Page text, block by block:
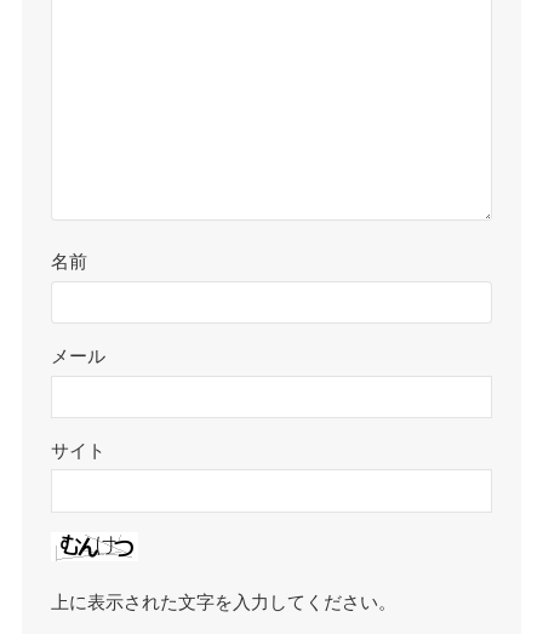
名前
メール
サイト
上に表示された文字を入力してください。